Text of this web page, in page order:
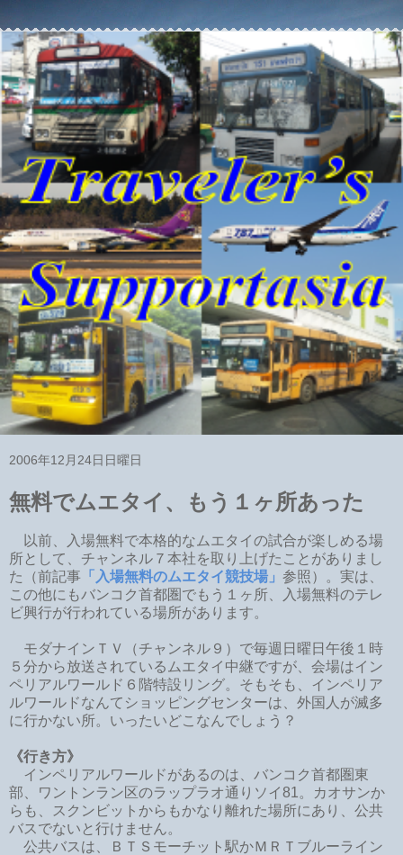
2006年12月24日日曜日
無料でムエタイ、もう１ヶ所あった
以前、入場無料で本格的なムエタイの試合が楽しめる場
所として、チャンネル７本社を取り上げたことがありまし
た（前記事 「入場無料のムエタイ競技場」 参照）。実は、
この他にもバンコク首都圏でもう１ヶ所、入場無料のテレ
ビ興行が行われている場所があります。
モダナインＴＶ（チャンネル９）で毎週日曜日午後１時
５分から放送されているムエタイ中継ですが、会場はイン
ペリアルワールド６階特設リング。そもそも、インペリア
ルワールドなんてショッピングセンターは、外国人が滅多
に行かない所。いったいどこなんでしょう？
《行き方》
インペリアルワールドがあるのは、バンコク首都圏東
部、ワントンラン区のラップラオ通りソイ81。カオサンか
らも、スクンビットからもかなり離れた場所にあり、公共
バスでないと行けません。
公共バスは、ＢＴＳモーチット駅かＭＲＴブルーライン